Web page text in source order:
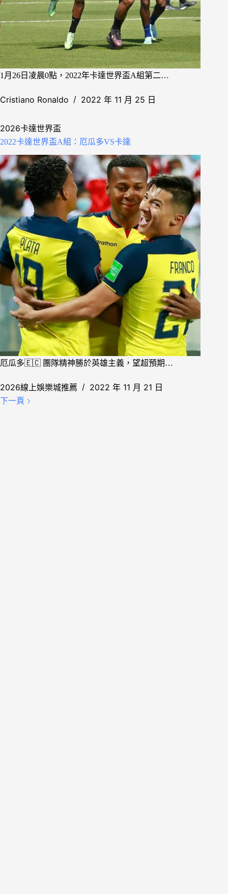
1月26日凌晨0點，2022年卡達世界盃A組第二…
Cristiano Ronaldo 2022 年 11 月 25 日
2026卡達世界盃
2022卡達世界盃A組：厄瓜多VS卡達
厄瓜多🇪🇨 團隊精神勝於英雄主義，望超預期…
2026線上娛樂城推薦 2022 年 11 月 21 日
下一頁